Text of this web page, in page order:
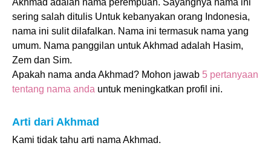
Akhmad adalah nama perempuan. Sayangnya nama ini
sering salah ditulis Untuk kebanyakan orang Indonesia,
nama ini sulit dilafalkan. Nama ini termasuk nama yang
umum. Nama panggilan untuk Akhmad adalah Hasim,
Zem dan Sim.
Apakah nama anda Akhmad? Mohon jawab 5 pertanyaan
tentang nama anda untuk meningkatkan profil ini.
Arti dari Akhmad
Kami tidak tahu arti nama Akhmad.